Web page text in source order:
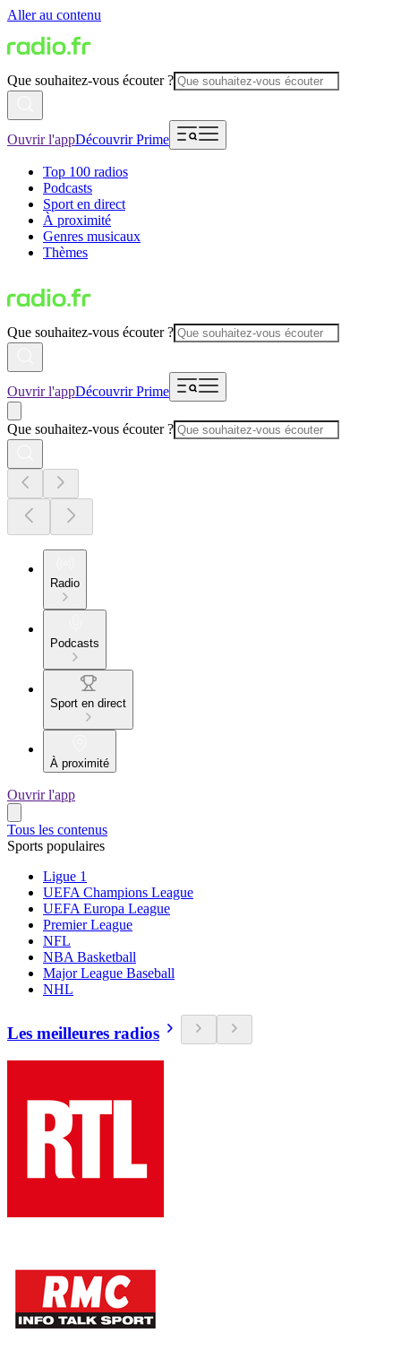
Aller au contenu
Que souhaitez-vous écouter ?
Ouvrir l'appDécouvrir Prime
Top 100 radios
Podcasts
Sport en direct
À proximité
Genres musicaux
Thèmes
Que souhaitez-vous écouter ?
Ouvrir l'appDécouvrir Prime
Que souhaitez-vous écouter ?
Radio
Podcasts
Sport en direct
À proximité
Ouvrir l'app
Tous les contenus
Sports populaires
Ligue 1
UEFA Champions League
UEFA Europa League
Premier League
NFL
NBA Basketball
Major League Baseball
NHL
Les meilleures radios